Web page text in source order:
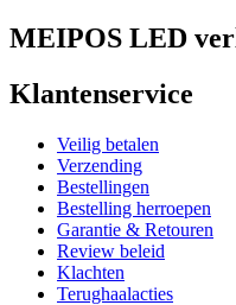
MEIPOS LED
Klantenservice
Veilig betalen
Verzending
Bestellingen
Bestelling herroepen
Garantie & Retouren
Review beleid
Klachten
Terughaalacties